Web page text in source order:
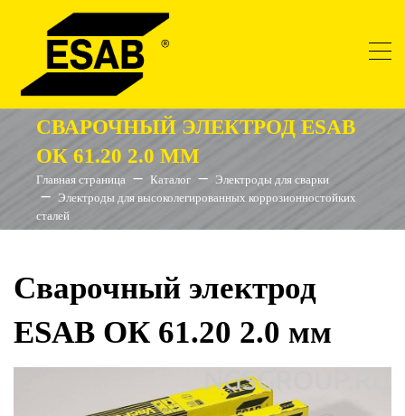
СВАРОЧНЫЙ ЭЛЕКТРОД ESAB
ОК 61.20 2.0 ММ
Главная страница Каталог
Электроды для сварки
Электроды для высоколегированных коррозионностойких
сталей
Сварочный электрод
ESAB ОК 61.20 2.0 мм